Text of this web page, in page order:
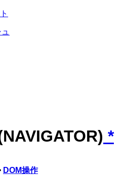
*
DOM操作